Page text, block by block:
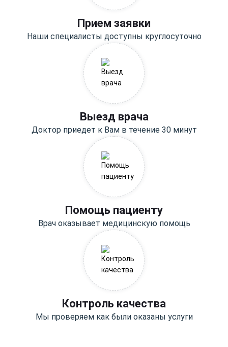
Прием заявки
Наши специалисты доступны круглосуточно
Выезд врача
Доктор приедет к Вам в течение 30 минут
Помощь пациенту
Врач оказывает медицинскую помощь
Контроль качества
Мы проверяем как были оказаны услуги